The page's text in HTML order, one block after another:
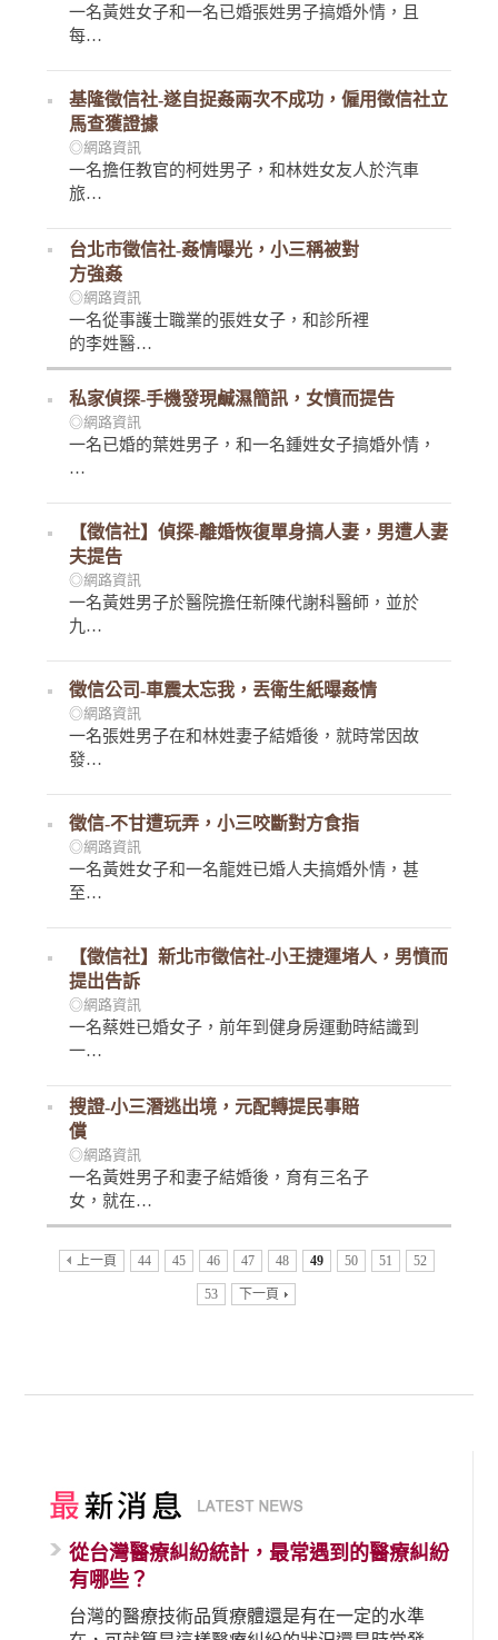
一名黃姓女子和一名已婚張姓男子搞婚外情，且
每…
基隆徵信社-遂自捉姦兩次不成功，僱用徵信社立
馬查獲證據
◎網路資訊
一名擔任教官的柯姓男子，和林姓女友人於汽車
旅…
台北市徵信社-姦情曝光，小三稱被對
方強姦
◎網路資訊
一名從事護士職業的張姓女子，和診所裡
的李姓醫…
私家偵探-手機發現鹹濕簡訊，女憤而提告
◎網路資訊
一名已婚的葉姓男子，和一名鍾姓女子搞婚外情，
…
【徵信社】偵探-離婚恢復單身搞人妻，男遭人妻
夫提告
◎網路資訊
一名黃姓男子於醫院擔任新陳代謝科醫師，並於
九…
徵信公司-車震太忘我，丟衛生紙曝姦情
◎網路資訊
一名張姓男子在和林姓妻子結婚後，就時常因故
發…
徵信-不甘遭玩弄，小三咬斷對方食指
◎網路資訊
一名黃姓女子和一名龍姓已婚人夫搞婚外情，甚
至…
【徵信社】新北市徵信社-小王捷運堵人，男憤而
提出告訴
◎網路資訊
一名蔡姓已婚女子，前年到健身房運動時結識到
一…
搜證-小三潛逃出境，元配轉提民事賠
償
◎網路資訊
一名黃姓男子和妻子結婚後，育有三名子
女，就在…
上一頁 44 45 46 47 48 49 50 51 52
53 下一頁
從台灣醫療糾紛統計，最常遇到的醫療糾紛
有哪些？
台灣的醫療技術品質療體還是有在一定的水準